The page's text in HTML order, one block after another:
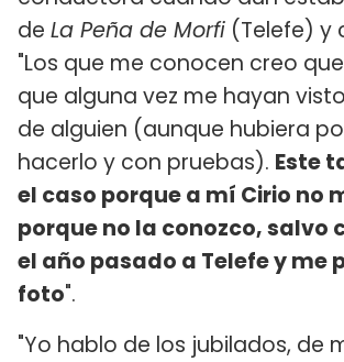
de La Peña de Morfi (Telefe) y
"Los que me conocen creo
que alguna vez me hayan
de alguien (aunque hubiera
hacerlo y con pruebas). Este
el caso porque a mí Cirio no
porque no la conozco, salvo
el año pasado a Telefe y me
foto".
"Yo hablo de los jubilados, de